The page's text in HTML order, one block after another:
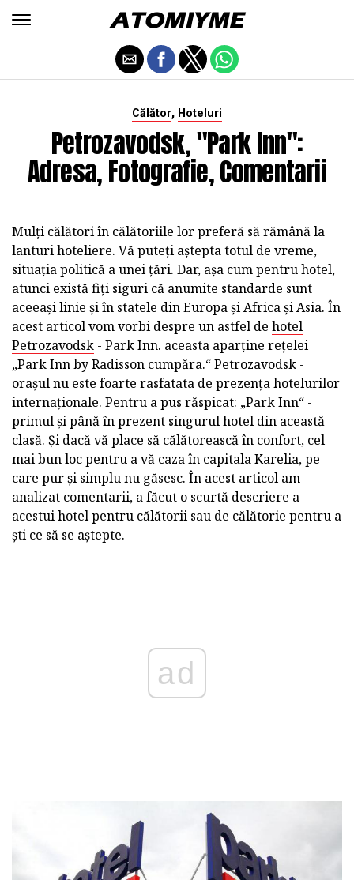
Călător, Hoteluri
Petrozavodsk, "Park Inn":
Adresa, Fotografie, Comentarii
Mulți călători în călătoriile lor preferă să rămână la
lanturi hoteliere. Vă puteți aștepta totul de vreme,
situația politică a unei țări. Dar, așa cum pentru hotel,
atunci există fiți siguri că anumite standarde sunt
aceeași linie și în statele din Europa și Africa și Asia. În
acest articol vom vorbi despre un astfel de hotel
Petrozavodsk - Park Inn. aceasta aparține rețelei
„Park Inn by Radisson cumpăra.“ Petrozavodsk -
orașul nu este foarte rasfatata de prezența hotelurilor
internaționale. Pentru a pus răspicat: „Park Inn“ -
primul și până în prezent singurul hotel din această
clasă. Și dacă vă place să călătorească în confort, cel
mai bun loc pentru a vă caza în capitala Karelia, pe
care pur și simplu nu găsesc. În acest articol am
analizat comentarii, a făcut o scurtă descriere a
acestui hotel pentru călătorii sau de călătorie pentru a
ști ce să se aștepte.
ad